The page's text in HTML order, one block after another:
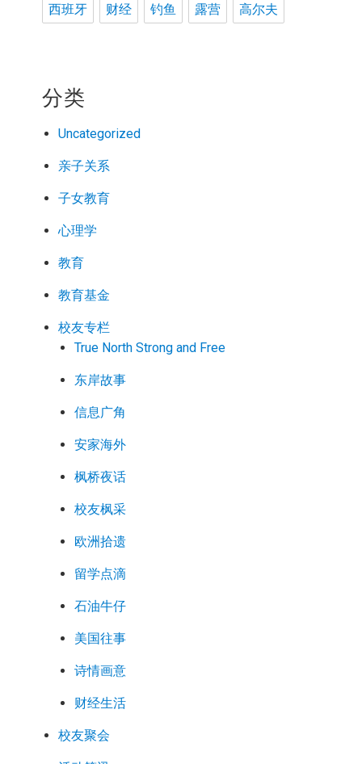
西班牙 财经 钓鱼 露营 高尔夫
分类
Uncategorized
亲子关系
子女教育
心理学
教育
教育基金
校友专栏
True North Strong and Free
东岸故事
信息广角
安家海外
枫桥夜话
校友枫采
欧洲拾遗
留学点滴
石油牛仔
美国往事
诗情画意
财经生活
校友聚会